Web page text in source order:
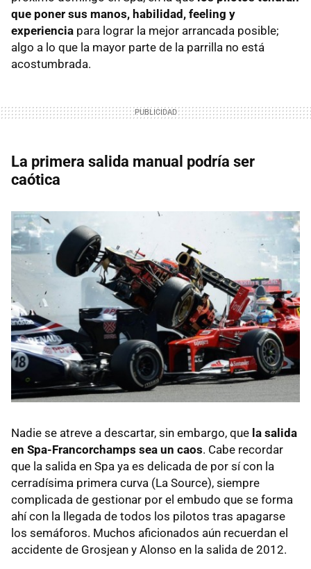
que poner sus manos, habilidad, feeling y
experiencia para lograr la mejor arrancada posible;
algo a lo que la mayor parte de la parrilla no está
acostumbrada.
La primera salida manual podría ser
caótica
Nadie se atreve a descartar, sin embargo, que la salida
en Spa-Francorchamps sea un caos. Cabe recordar
que la salida en Spa ya es delicada de por sí con la
cerradísima primera curva (La Source), siempre
complicada de gestionar por el embudo que se forma
ahí con la llegada de todos los pilotos tras apagarse
los semáforos. Muchos aficionados aún recuerdan el
accidente de Grosjean y Alonso en la salida de 2012.